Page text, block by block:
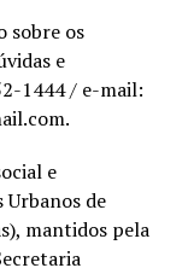
sobre os
e
1444 / e-mail:
e
de
mantidos pela